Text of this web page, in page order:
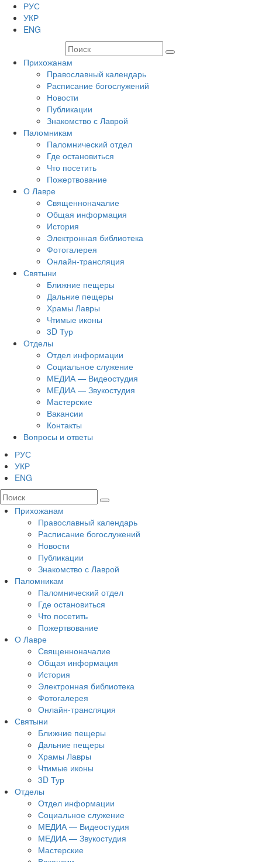
РУС
УКР
ENG
Прихожанам
Православный календарь
Расписание богослужений
Новости
Публикации
Знакомство с Лаврой
Паломникам
Паломнический отдел
Где остановиться
Что посетить
Пожертвование
О Лавре
Священноначалие
Общая информация
История
Электронная библиотека
Фотогалерея
Онлайн-трансляция
Святыни
Ближние пещеры
Дальние пещеры
Храмы Лавры
Чтимые иконы
3D Тур
Отделы
Отдел информации
Социальное служение
МЕДИА — Видеостудия
МЕДИА — Звукостудия
Мастерские
Вакансии
Контакты
Вопросы и ответы
РУС
УКР
ENG
Прихожанам
Православный календарь
Расписание богослужений
Новости
Публикации
Знакомство с Лаврой
Паломникам
Паломнический отдел
Где остановиться
Что посетить
Пожертвование
О Лавре
Священноначалие
Общая информация
История
Электронная библиотека
Фотогалерея
Онлайн-трансляция
Святыни
Ближние пещеры
Дальние пещеры
Храмы Лавры
Чтимые иконы
3D Тур
Отделы
Отдел информации
Социальное служение
МЕДИА — Видеостудия
МЕДИА — Звукостудия
Мастерские